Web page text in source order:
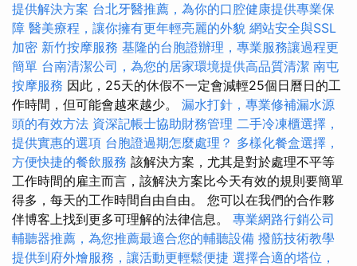
提供解決方案 台北牙醫推薦，為你的口腔健康提供專業保
障 醫美療程，讓你擁有更年輕亮麗的外貌 網站安全與SSL
加密 新竹按摩服務 基隆的台胞證辦理，專業服務讓過程更
簡單 台南清潔公司，為您的居家環境提供高品質清潔 南屯
按摩服務 因此，25天的休假不一定會減輕25個日曆日的工
作時間，但可能會越來越少。 漏水打針，專業修補漏水源
頭的有效方法 資深記帳士協助財務管理 二手冷凍櫃選擇，
提供實惠的選項 台胞證過期怎麼處理？ 多樣化餐盒選擇，
方便快捷的餐飲服務 該解決方案，尤其是對於處理不平等
工作時間的雇主而言，該解決方案比今天有效的規則要簡單
得多，每天的工作時間自由自由。 您可以在我們的合作夥
伴博客上找到更多可理解的法律信息。 專業網路行銷公司
輔聽器推薦，為您推薦最適合您的輔聽設備 撥筋技術教學
提供到府外燴服務，讓活動更輕鬆便捷 選擇合適的塔位，